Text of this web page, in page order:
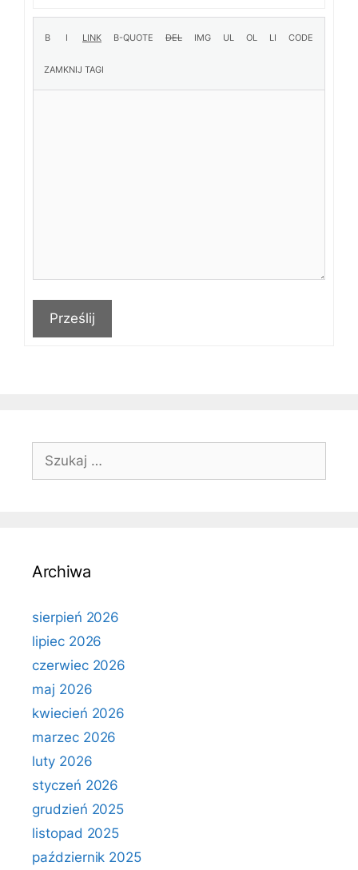
Prześlij
Szukaj:
Archiwa
sierpień 2026
lipiec 2026
czerwiec 2026
maj 2026
kwiecień 2026
marzec 2026
luty 2026
styczeń 2026
grudzień 2025
listopad 2025
październik 2025